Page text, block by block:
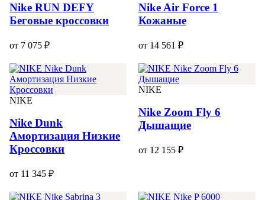
Nike RUN DEFY
Беговые кроссовки
от 7 075 ₽
Nike Air Force 1
Кожаные
от 14 561 ₽
NIKE
Nike Dunk
Амортизация Низкие
Кроссовки
от 11 345 ₽
NIKE
Nike Zoom Fly 6
Дышащие
от 12 155 ₽